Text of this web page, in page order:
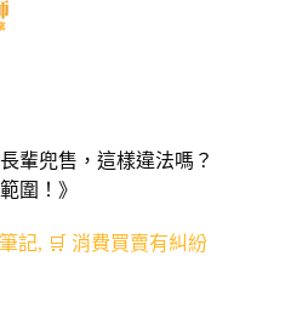
輩兜售，這樣違法嗎？
圍！》
記, 🛒 消費買賣有糾紛